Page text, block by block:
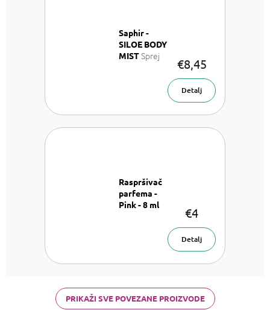
Saphir -
SILOE BODY
MISTSprej
€8,45
Detalj
Raspršivač
parfema -
Pink - 8 ml
€4
Detalj
PRIKAŽI SVE POVEZANE PROIZVODE